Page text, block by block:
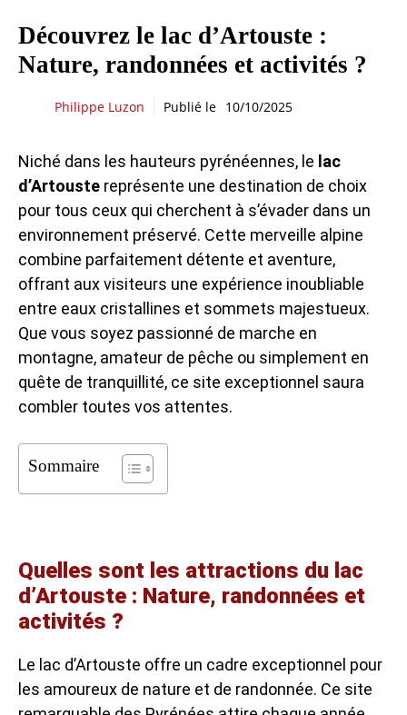
Découvrez le lac d’Artouste :
Nature, randonnées et activités ?
Philippe Luzon Publié le 10/10/2025
Niché dans les hauteurs pyrénéennes, le lac
d’Artouste représente une destination de choix
pour tous ceux qui cherchent à s’évader dans un
environnement préservé. Cette merveille alpine
combine parfaitement détente et aventure,
offrant aux visiteurs une expérience inoubliable
entre eaux cristallines et sommets majestueux.
Que vous soyez passionné de marche en
montagne, amateur de pêche ou simplement en
quête de tranquillité, ce site exceptionnel saura
combler toutes vos attentes.
Sommaire
Quelles sont les attractions du lac
d’Artouste : Nature, randonnées et
activités ?
Le lac d’Artouste offre un cadre exceptionnel pour
les amoureux de nature et de randonnée. Ce site